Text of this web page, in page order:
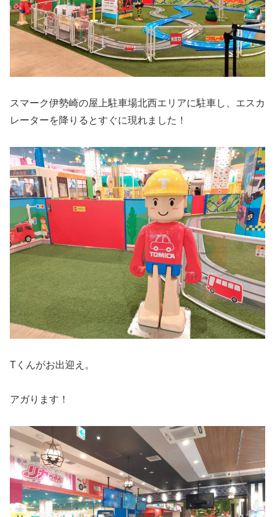
スマーク伊勢崎の屋上駐車場北西エリアに駐車し、エスカ
レーターを降りるとすぐに現れました！
Tくんがお出迎え。
アガります！